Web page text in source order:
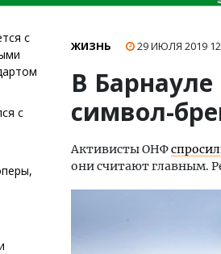
с
с
ЖИЗНЬ 29 ИЮЛЯ 2019
В
символ-
Активисты ОНФ
они считают главным.